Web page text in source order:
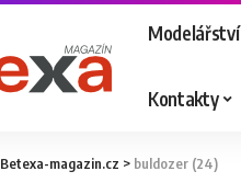
Modelářství
Kontakty
Betexa-magazin.cz > buldozer (24)